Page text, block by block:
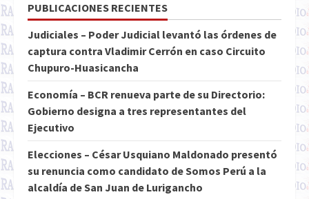
PUBLICACIONES RECIENTES
Judiciales – Poder Judicial levantó las órdenes de
captura contra Vladimir Cerrón en caso Circuito
Chupuro-Huasicancha
Economía – BCR renueva parte de su Directorio:
Gobierno designa a tres representantes del
Ejecutivo
Elecciones – César Usquiano Maldonado presentó
su renuncia como candidato de Somos Perú a la
alcaldía de San Juan de Lurigancho